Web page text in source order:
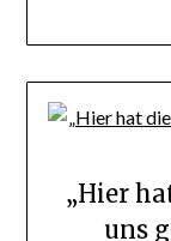
„Hier
uns